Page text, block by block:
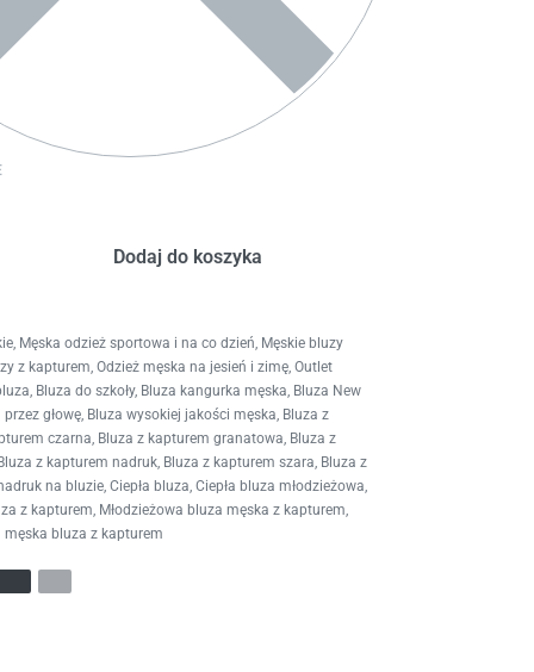
Dodaj do koszyka
, Męska odzież sportowa i na co dzień, Męskie bluzy
z kapturem,Odzież męska na jesień i zimę,Outlet
, Bluza do szkoły, Bluza kangurka męska, Bluza New
głowę, Bluza wysokiej jakości męska, Bluza z
czarna, Bluza z kapturem granatowa, Bluza z
z kapturem nadruk, Bluza z kapturem szara, Bluza z
na bluzie,Ciepła bluza,Ciepła bluza młodzieżowa,
z kapturem, Młodzieżowa bluza męska z kapturem,
męska bluza z kapturem